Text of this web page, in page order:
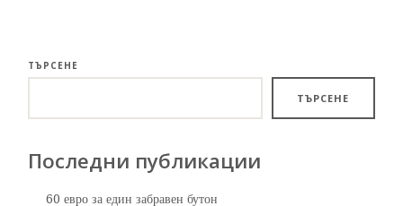
ТЪРСЕНЕ
ТЪРСЕНЕ
Последни публикации
60 евро за един забравен бутон